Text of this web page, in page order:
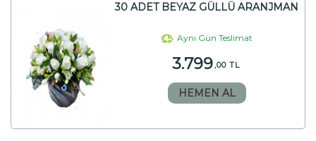
30 ADET BEYAZ GÜLLÜ ARANJMAN
Aynı Gün Teslimat
3.799,00 TL
HEMEN AL